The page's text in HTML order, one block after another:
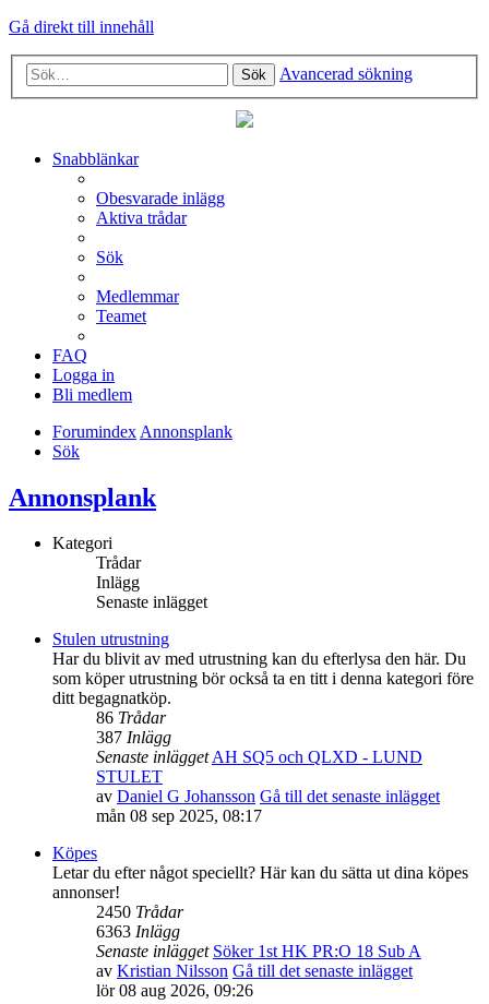
Gå direkt till innehåll
Sök Avancerad sökning
Snabblänkar
Obesvarade inlägg
Aktiva trådar
Sök
Medlemmar
Teamet
FAQ
Logga in
Bli medlem
Forumindex Annonsplank
Sök
Annonsplank
Kategori
Trådar
Inlägg
Senaste inlägget
Stulen utrustning
Har du blivit av med utrustning kan du efterlysa den här. Du
som köper utrustning bör också ta en titt i denna kategori före
ditt begagnatköp.
86 Trådar
387 Inlägg
Senaste inläggetAH SQ5 och QLXD - LUND
STULET
av Daniel G Johansson Gå till det senaste inlägget
mån 08 sep 2025, 08:17
Köpes
Letar du efter något speciellt? Här kan du sätta ut dina köpes
annonser!
2450 Trådar
6363 Inlägg
Senaste inlägget Söker 1st HK PR:O 18 Sub A
av Kristian Nilsson Gå till det senaste inlägget
lör 08 aug 2026, 09:26